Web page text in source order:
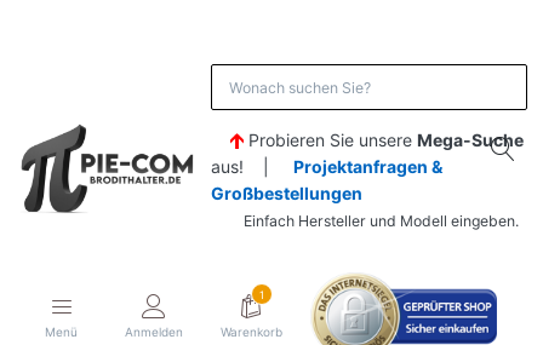
Probieren Sie unsere Mega-Suche
aus! | Projektanfragen &
Großbestellungen
Einfach Hersteller und Modell eingeben.
Menü Anmelden
1
Warenkorb